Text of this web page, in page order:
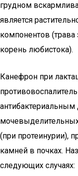
грудном
является
компонентов (трава
корень любистока).
Канефрон при
(при протеинурии),
камней в почках.
следующих случаях: